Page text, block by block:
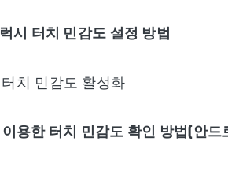
시 터치 민감도 설정 방법
치 민감도 활성화
용한 터치 민감도 확인 방법(안드